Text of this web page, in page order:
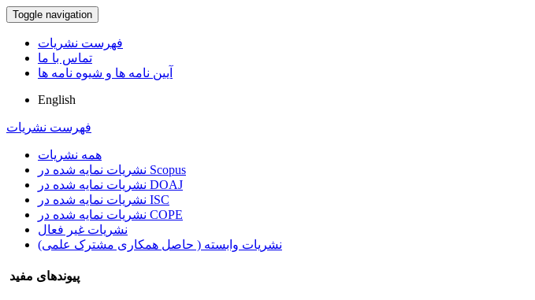
Toggle navigation
فهرست نشریات
تماس با ما
آیین نامه ها و شیوه نامه ها
English
فهرست نشریات
همه نشریات
نشریات نمایه شده در Scopus
نشریات نمایه شده در DOAJ
نشریات نمایه شده در ISC
نشریات نمایه شده در COPE
نشریات غیر فعال
نشریات وابسته ( حاصل همکاری مشترک علمی)
پیوندهای مفید